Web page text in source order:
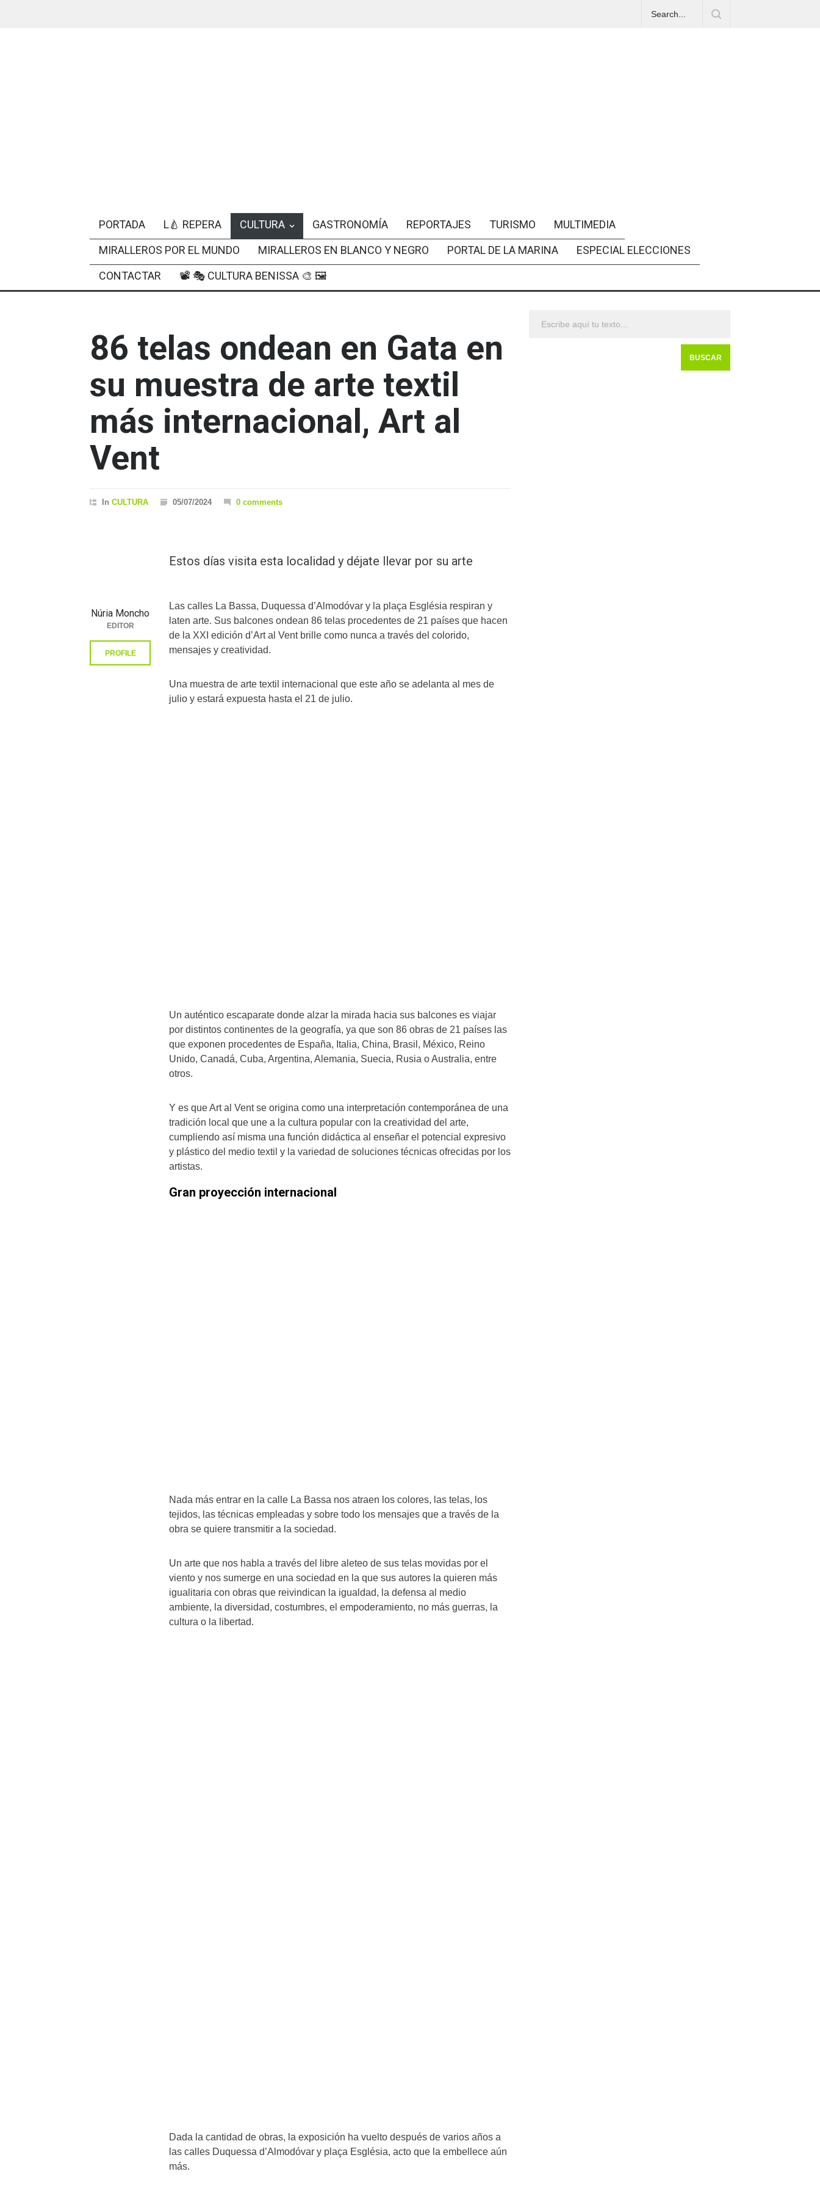
PORTADA L🍐 REPERA CULTURA GASTRONOMÍA REPORTAJES TURISMO
MULTIMEDIA
MIRALLEROS POR EL MUNDO
MIRALLEROS EN BLANCO Y NEGRO PORTAL DE LA MARINA
ESPECIAL ELECCIONES
CONTACTAR
📽 🎭 CULTURA BENISSA 🎨 🖼
86 telas ondean en Gata en
su muestra de arte textil
más internacional, Art al
Vent
In CULTURA 05/07/2024 0 comments
Estos días visita esta localidad y déjate llevar por su arte
Las calles La Bassa, Duquessa d’Almodóvar y la plaça Església respiran y
laten arte. Sus balcones ondean 86 telas procedentes de 21 países que hacen
de la XXI edición d’Art al Vent brille como nunca a través del colorido,
mensajes y creatividad.
Una muestra de arte textil internacional que este año se adelanta al mes de
julio y estará expuesta hasta el 21 de julio.
Un auténtico escaparate donde alzar la mirada hacia sus balcones es viajar
por distintos continentes de la geografía, ya que son 86 obras de 21 países las
que exponen procedentes de España, Italia, China, Brasil, México, Reino
Unido, Canadá, Cuba, Argentina, Alemania, Suecia, Rusia o Australia, entre
otros.
Y es que Art al Vent se origina como una interpretación contemporánea de una
tradición local que une a la cultura popular con la creatividad del arte,
cumpliendo así misma una función didáctica al enseñar el potencial expresivo
y plástico del medio textil y la variedad de soluciones técnicas ofrecidas por los
artistas.
Gran proyección internacional
Nada más entrar en la calle La Bassa nos atraen los colores, las telas, los
tejidos, las técnicas empleadas y sobre todo los mensajes que a través de la
obra se quiere transmitir a la sociedad.
Un arte que nos habla a través del libre aleteo de sus telas movidas por el
viento y nos sumerge en una sociedad en la que sus autores la quieren más
igualitaria con obras que reivindican la igualdad, la defensa al medio
ambiente, la diversidad, costumbres, el empoderamiento, no más guerras, la
cultura o la libertad.
Dada la cantidad de obras, la exposición ha vuelto después de varios años a
las calles Duquessa d’Almodóvar y plaça Església, acto que la embellece aún
más.
Núria Moncho
EDITOR
PROFILE